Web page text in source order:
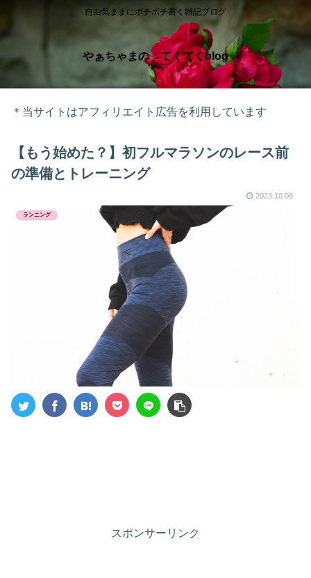
自由気ままにボチボチ書く雑記ブログ
やぁちゃまの てくてくblog
＊当サイトはアフィリエイト広告を利用しています
【もう始めた？】初フルマラソンのレース前
の準備とトレーニング
2023.10.06
ランニング
スポンサーリンク